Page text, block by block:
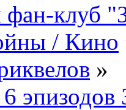
фан-клуб
/ Кино
»